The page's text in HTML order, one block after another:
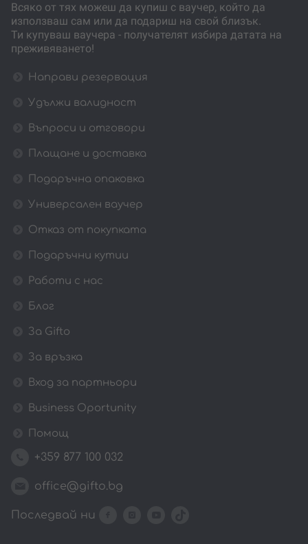
Всяко от тях можеш да купиш с ваучер, който да
използваш сам или да подариш на свой близък.
Ти купуваш ваучера - получателят избира датата на
преживяването!
Направи резервация
Удължи валидност
Въпроси и отговори
Плащане и доставка
Подаръчна опаковка
Универсален ваучер
Отказ от покупката
Подаръчни кутии
Работи с нас
Блог
За Gifto
За връзка
Вход за партньори
Business Oportunity
Помощ
+359 877 100 032
office@gifto.bg
Последвай ни